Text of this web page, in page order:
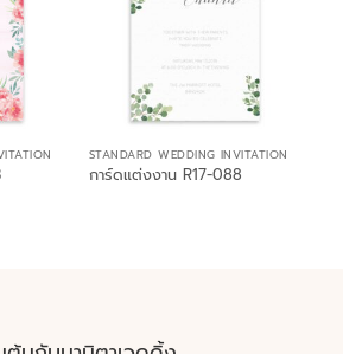
STANDARD WEDDING INVITATION
การ์ดแต่งงาน R17-088